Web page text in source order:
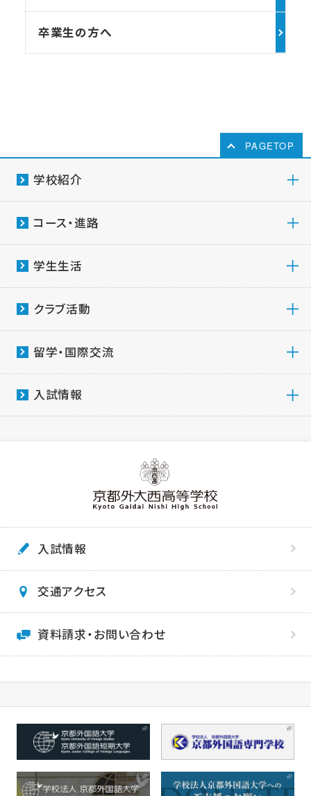
卒業生の方へ
PAGETOP
学校紹介
コース・進路
学生生活
クラブ活動
留学・国際交流
入試情報
入試情報
交通アクセス
資料請求・お問い合わせ